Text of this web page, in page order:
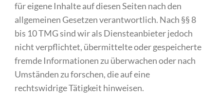
für eigene Inhalte auf diesen Seiten nach den
allgemeinen Gesetzen verantwortlich. Nach §§ 8
bis 10 TMG sind wir als Diensteanbieter jedoch
nicht verpflichtet, übermittelte oder gespeicherte
fremde Informationen zu überwachen oder nach
Umständen zu forschen, die auf eine
rechtswidrige Tätigkeit hinweisen.